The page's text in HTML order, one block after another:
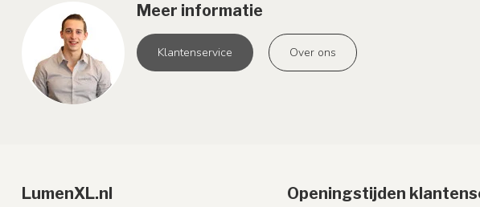
Meer informatie
Klantenservice Over ons
LumenXL.nl Openingstijden